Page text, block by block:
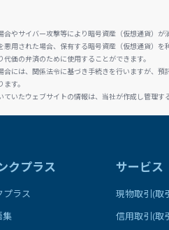
やサイバー攻撃等により暗号資産（仮想通貨）が
用された場合、保有する暗号資産（仮想通貨）を
価の弁済のために使用することができます。
には、関係法令に基づき手続きを行いますが、
す。
いたウェブサイトの情報は、当社が作成し管理す
クプラス
プラス
集
サービス
現物取引(取
信用取引(取